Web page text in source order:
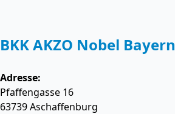
BKK AKZO Nobel Bayern
Adresse:
Pfaffengasse 16
63739Aschaffenburg